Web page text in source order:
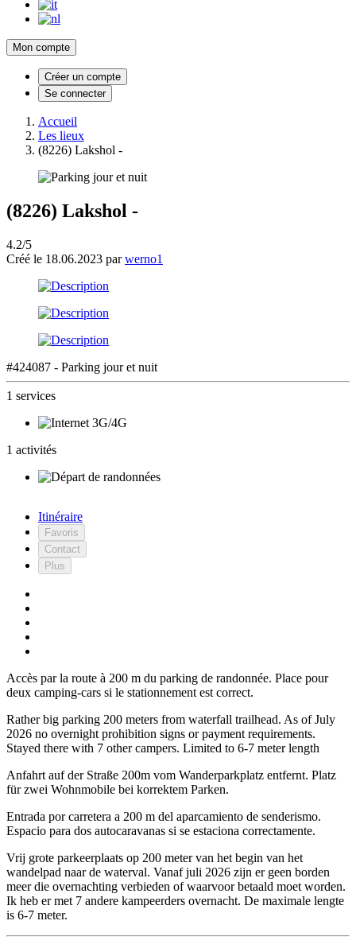
Mon compte
Créer un compte
Se connecter
Accueil
Les lieux
(8226) Lakshol -
(8226) Lakshol -
4.2/5
Créé le 18.06.2023 parwerno1
#424087 - Parking jour et nuit
1 services
1 activités
Itinéraire
Favoris
Contact
Plus
Accès par la route à 200 m du parking de randonnée. Place pour
deux camping-cars si le stationnement est correct.
Rather big parking 200 meters from waterfall trailhead. As of July
2026 no overnight prohibition signs or payment requirements.
Stayed there with 7 other campers. Limited to 6-7 meter length
Anfahrt auf der Straße 200m vom Wanderparkplatz entfernt. Platz
für zwei Wohnmobile bei korrektem Parken.
Entrada por carretera a 200 m del aparcamiento de senderismo.
Espacio para dos autocaravanas si se estaciona correctamente.
Vrij grote parkeerplaats op 200 meter van het begin van het
wandelpad naar de waterval. Vanaf juli 2026 zijn er geen borden
meer die overnachting verbieden of waarvoor betaald moet worden.
Ik heb er met 7 andere kampeerders overnacht. De maximale lengte
is 6-7 meter.